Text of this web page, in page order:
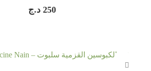
250 د.ج